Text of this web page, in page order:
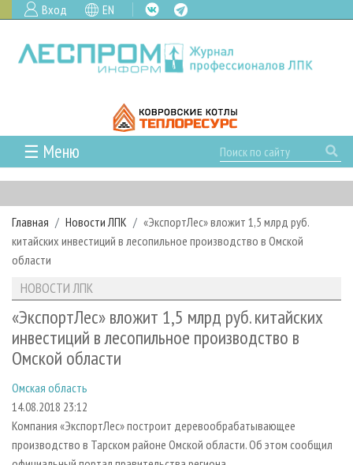
Вход EN
☰ Меню
ГЛАВНАЯ
РУБРИКИ И ТЕМЫ
РУБРИКИ ЖУРНАЛА
ЛЕСНОЕ ХОЗЯЙСТВО
ЛЕСОЗАГОТОВКА
ЛЕСОПИЛЕНИЕ
ДЕРЕВООБРАБОТКА
СУШКА ДРЕВЕСИНЫ
ПРОИЗВОДСТВО ДРЕВЕСНЫХ ПЛИТ
ДЕРЕВЯННОЕ ДОМОСТРОЕНИЕ
ПРОИЗВОДСТВО МЕБЕЛИ
НОВОСТИ
КАЛЕНДАРЬ СОБЫТИЙ
НОВОСТИ ЛПК
НОВОСТИ ЖУРНАЛА
НОВОСТИ КОМПАНИЙ
ПРОЕКТЫ ЛПИ
АНАЛИТИКА
ПРЕДПРИЯТИЯ ЛПК
ЛЕСНЫЕ РЕГИОНЫ РОССИИ
ПЕРСОНЫ
МОБИЛЬНЫЕ ВЫСТАВКИ
ОФИЦИАЛЬНЫЕ ДЕЛЕГАЦИИ
ПРИОРИТЕТНЫЕ ИНВЕСТПРОЕКТЫ
АРХИВ
АРХИВ ЖУРНАЛОВ
СТАТЬИ
О ЖУРНАЛЕ
ПОДПИСКА
КОНТАКТЫ
РЕКЛАМОДАТЕЛЯМ
РЕКЛАМА
РЕКЛАМА НА САЙТЕ
Главная Новости ЛПК
«ЭкспортЛес» вложит 1,5 млрд руб.
китайских инвестиций в лесопильное производство в Омской
области
НОВОСТИ ЛПК
«ЭкспортЛес» вложит 1,5 млрд руб. китайских
инвестиций в лесопильное производство в
Омской области
Омская область
14.08.2018 23:12
Компания «ЭкспортЛес» построит деревообрабатывающее
производство в Тарском районе Омской области. Об этом сообщил